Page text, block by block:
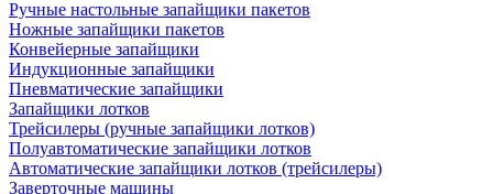
Ручные настольные запайщики пакетов
Ножные запайщики пакетов
Конвейерные запайщики
Индукционные запайщики
Пневматические запайщики
Запайщики лотков
Трейсилеры (ручные запайщики лотков)
Полуавтоматические запайщики лотков
Автоматические запайщики лотков (трейсилеры)
Заверточные машины